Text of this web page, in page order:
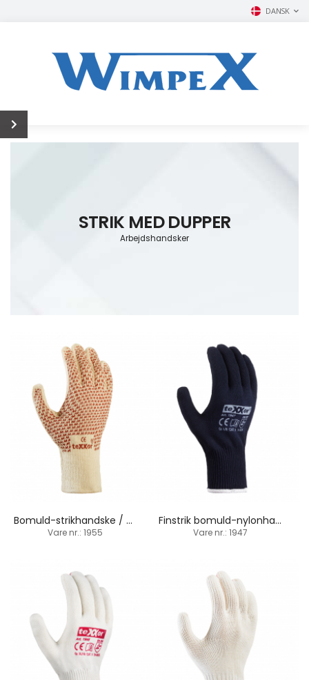
DANSK
STRIK MED DUPPER
Arbejdshandsker
Bomuld-strikhandske / nitril-dupper / termisk
Vare nr.: 1955
Finstrik bomuld-nylonhandske / PVC-dupper
Vare nr.: 1947